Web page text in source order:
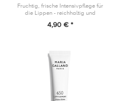
Fruchtig, frische Intensivpflege für
die Lippen - reichhaltig und
4,90 € *